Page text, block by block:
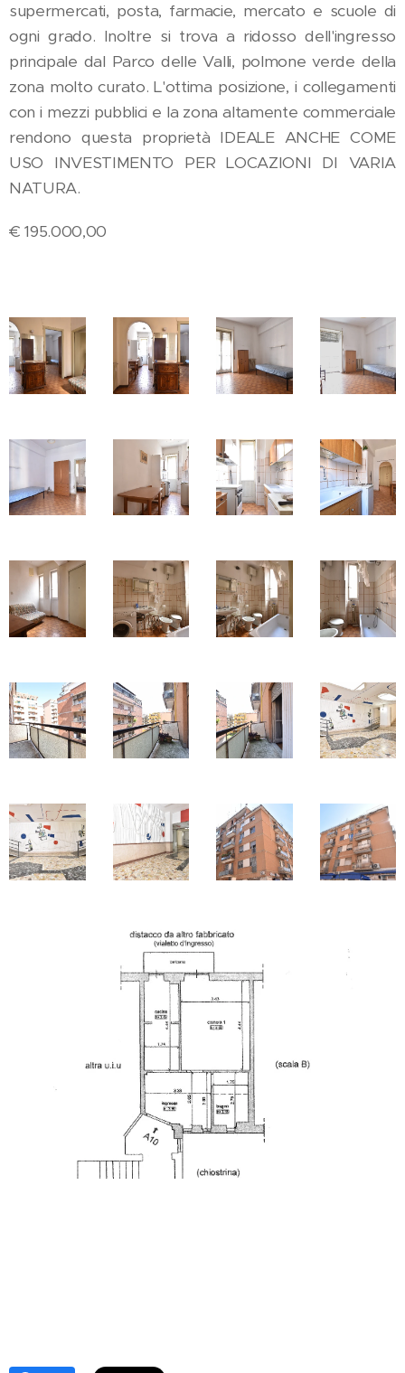
supermercati, posta, farmacie, mercato e scuole di
ogni grado. Inoltre si trova a ridosso dell'ingresso
principale dal Parco delle Valli, polmone verde della
zona molto curato. L'ottima posizione, i collegamenti
con i mezzi pubblici e la zona altamente commerciale
rendono questa proprietà IDEALE ANCHE COME
USO INVESTIMENTO PER LOCAZIONI DI VARIA
NATURA.
€ 195.000,00